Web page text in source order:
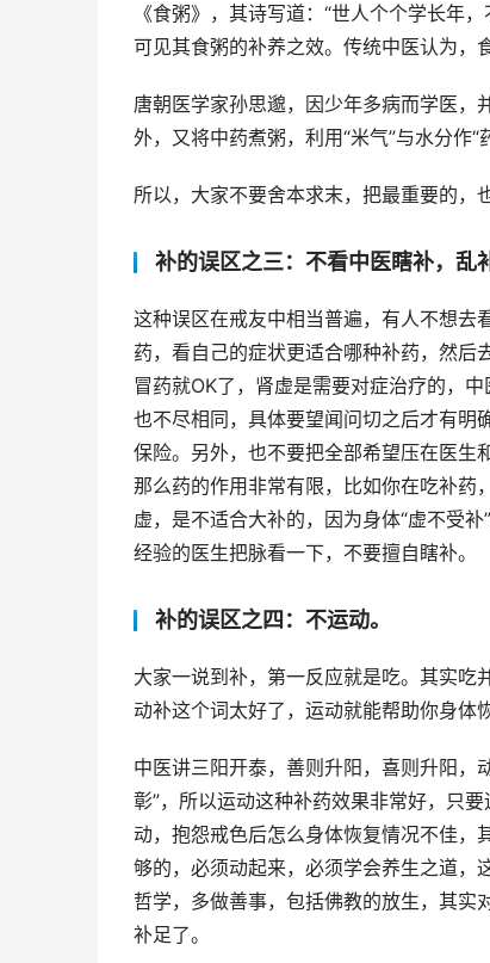
《食粥》，其诗写道：“世人个个学长年
可见其食粥的补养之效。传统中医认为，
唐朝医学家孙思邈，因少年多病而学医，
外，又将中药煮粥，利用“米气”与水分作“
所以，大家不要舍本求末，把最重要的，
补的误区之三：不看中医瞎补，乱
这种误区在戒友中相当普遍，有人不想去
药，看自己的症状更适合哪种补药，然后
冒药就OK了，肾虚是需要对症治疗的，
也不尽相同，具体要望闻问切之后才有明
保险。另外，也不要把全部希望压在医生
那么药的作用非常有限，比如你在吃补药
虚，是不适合大补的，因为身体“虚不受
经验的医生把脉看一下，不要擅自瞎补。
补的误区之四：不运动。
大家一说到补，第一反应就是吃。其实吃
动补这个词太好了，运动就能帮助你身体
中医讲三阳开泰，善则升阳，喜则升阳，
彰”，所以运动这种补药效果非常好，只
动，抱怨戒色后怎么身体恢复情况不佳，
够的，必须动起来，必须学会养生之道，
哲学，多做善事，包括佛教的放生，其实
补足了。